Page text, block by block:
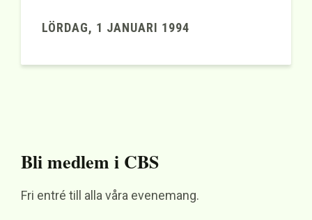
LÖRDAG, 1 JANUARI 1994
Bli medlem i CBS
Fri entré till alla våra evenemang.